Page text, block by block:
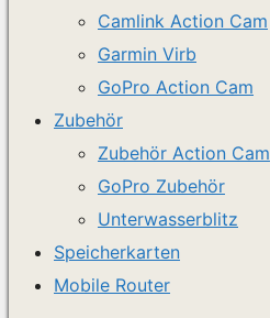
Camlink Action Cam
Garmin Virb
GoPro Action Cam
Zubehör
Zubehör Action Cam
GoPro Zubehör
Unterwasserblitz
Speicherkarten
Mobile Router